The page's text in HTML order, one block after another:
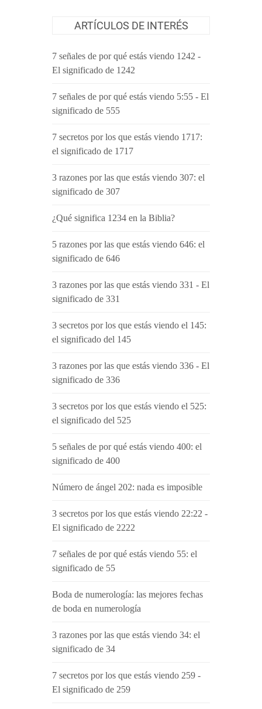
ARTÍCULOS DE INTERÉS
7 señales de por qué estás viendo 1242 -
El significado de 1242
7 señales de por qué estás viendo 5:55 - El
significado de 555
7 secretos por los que estás viendo 1717:
el significado de 1717
3 razones por las que estás viendo 307: el
significado de 307
¿Qué significa 1234 en la Biblia?
5 razones por las que estás viendo 646: el
significado de 646
3 razones por las que estás viendo 331 - El
significado de 331
3 secretos por los que estás viendo el 145:
el significado del 145
3 razones por las que estás viendo 336 - El
significado de 336
3 secretos por los que estás viendo el 525:
el significado del 525
5 señales de por qué estás viendo 400: el
significado de 400
Número de ángel 202: nada es imposible
3 secretos por los que estás viendo 22:22 -
El significado de 2222
7 señales de por qué estás viendo 55: el
significado de 55
Boda de numerología: las mejores fechas
de boda en numerología
3 razones por las que estás viendo 34: el
significado de 34
7 secretos por los que estás viendo 259 -
El significado de 259